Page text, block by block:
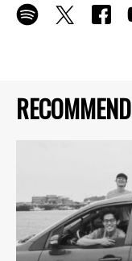
RECOMMEND